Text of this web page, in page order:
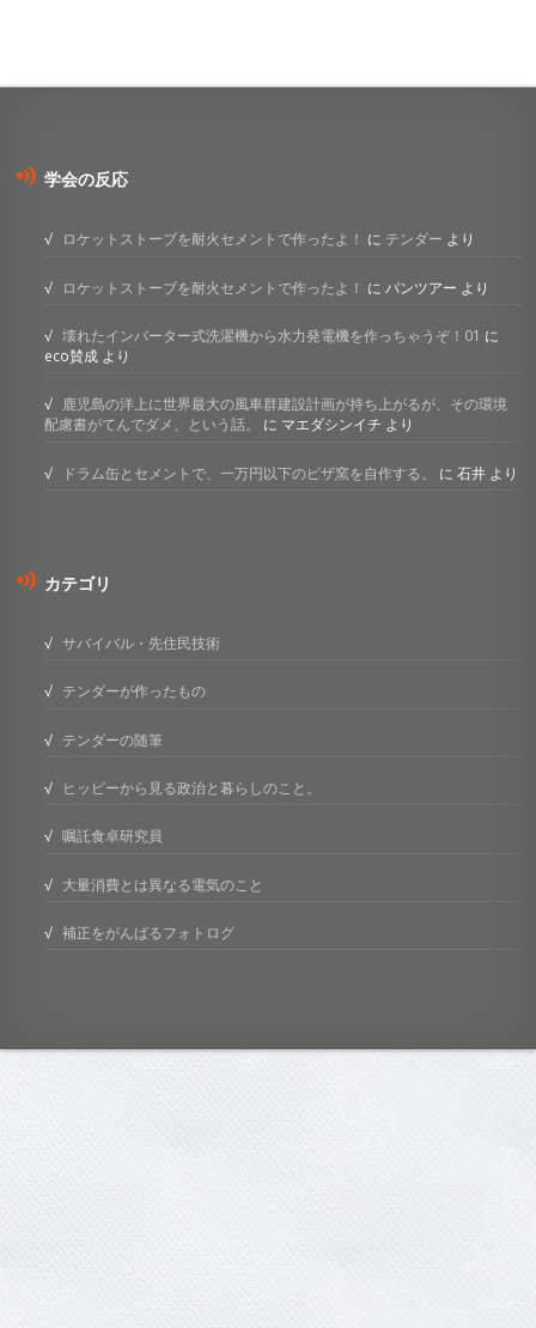
学会の反応
ロケットストーブを耐火セメントで作ったよ！ に テンダー より
ロケットストーブを耐火セメントで作ったよ！ に パンツアー より
壊れたインバーター式洗濯機から水力発電機を作っちゃうぞ！01 に
eco賛成 より
鹿児島の洋上に世界最大の風車群建設計画が持ち上がるが、その環境
配慮書がてんでダメ、という話。
に マエダシンイチ より
ドラム缶とセメントで、一万円以下のピザ窯を自作する。 に石井 より
カテゴリ
サバイバル・先住民技術
テンダーが作ったもの
テンダーの随筆
ヒッピーから見る政治と暮らしのこと。
嘱託食卓研究員
大量消費とは異なる電気のこと
補正をがんばるフォトログ